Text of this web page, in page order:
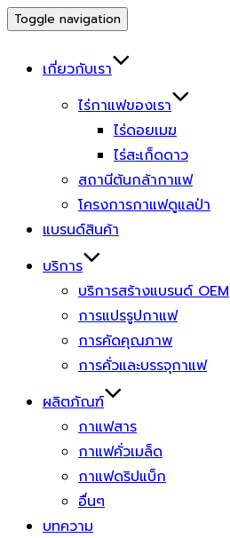
Toggle navigation
เกี่ยวกับเรา
ไร่กาแฟของเรา
ไร่ดอยเมฆ
ไร่สะเก็ดดาว
สถานีต้นกล้ากาแฟ
โครงการกาแฟดูแลป่า
แบรนด์สินค้า
บริการ
บริการสร้างแบรนด์ OEM
การแปรรูปกาแฟ
การคัดคุณภาพ
การคั่วและบรรจุกาแฟ
ผลิตภัณฑ์
กาแฟสาร
กาแฟคั่วเมล็ด
กาแฟดริปแบ็ก
อื่นๆ
บทความ